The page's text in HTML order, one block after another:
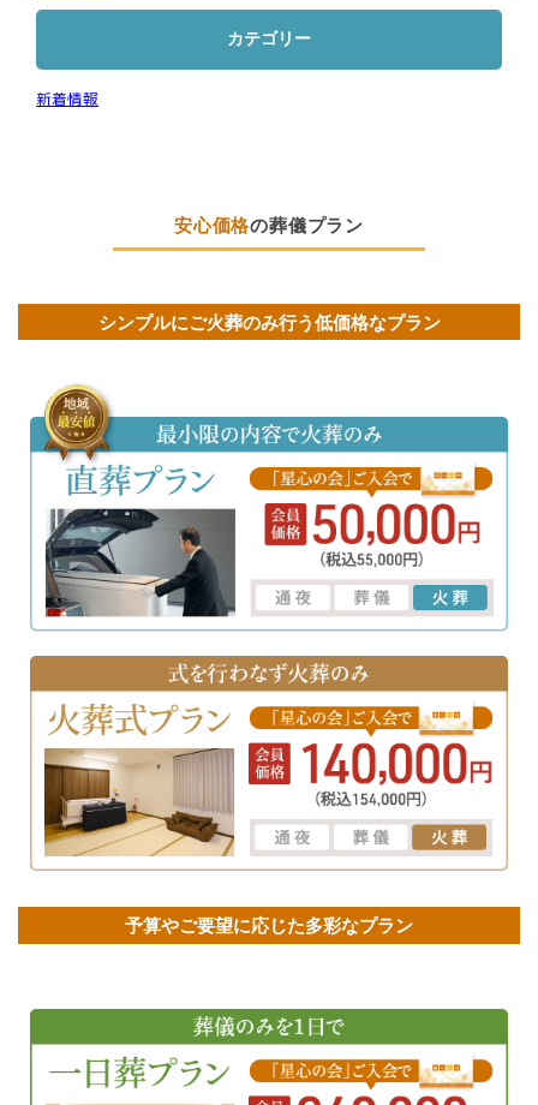
カテゴリー
新着情報
安心価格の葬儀プラン
シンプルにご火葬のみ行う低価格なプラン
予算やご要望に応じた多彩なプラン